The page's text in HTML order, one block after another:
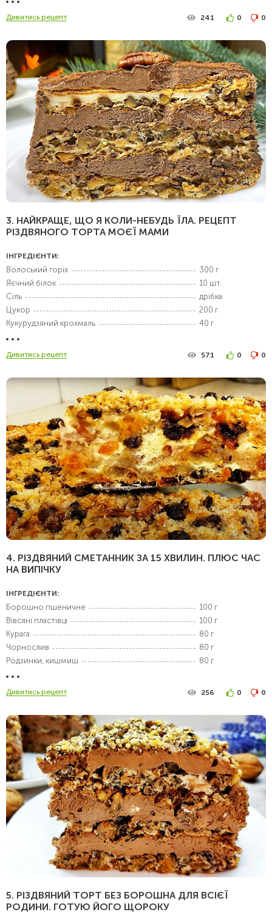
Дивитись рецепт 241 0 0
3. НАЙКРАЩЕ, ЩО Я КОЛИ-НЕБУДЬ ЇЛА. РЕЦЕПТ
РІЗДВЯНОГО ТОРТА МОЄЇ МАМИ
ІНГРЕДІЄНТИ:
Волоський горіх
300 г
Яєчний білок
10 шт.
Сіль
дрібка
Цукор
200 г
Кукурудзяний крохмаль
40 г
Дивитись рецепт 571 0 0
4. РІЗДВЯНИЙ СМЕТАННИК ЗА 15 ХВИЛИН. ПЛЮС ЧАС
НА ВИПІЧКУ
ІНГРЕДІЄНТИ:
Борошно пшеничне
100 г
Вівсяні пластівці
100 г
Курага
80 г
Чорнослив
80 г
Родзинки, кишмиш
80 г
Дивитись рецепт 256 0 0
5. РІЗДВЯНИЙ ТОРТ БЕЗ БОРОШНА ДЛЯ ВСІЄЇ
РОДИНИ. ГОТУЮ ЙОГО ЩОРОКУ